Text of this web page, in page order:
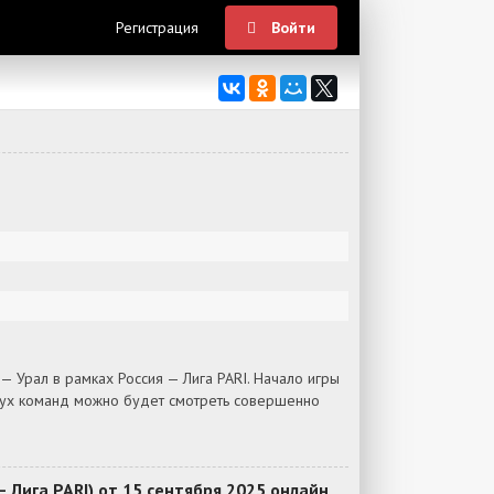
Регистрация Войти
в рамках Россия — Лига PARI. Начало игры
команд можно будет смотреть совершенно
PARI) от 15 сентября 2025 онлайн